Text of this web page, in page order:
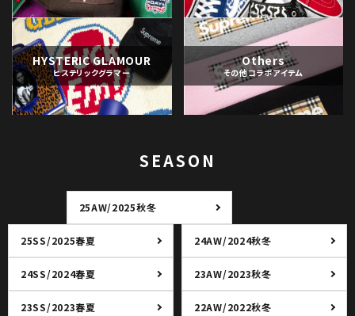
HYSTERIC GLAMOUR
ヒステリックグラマー
Others
その他コラボアイテム
SEASON
25AW/2025秋冬
25SS/2025春夏 24AW/2024秋冬
24SS/2024春夏 23AW/2023秋冬
23SS/2023春夏 22AW/2022秋冬